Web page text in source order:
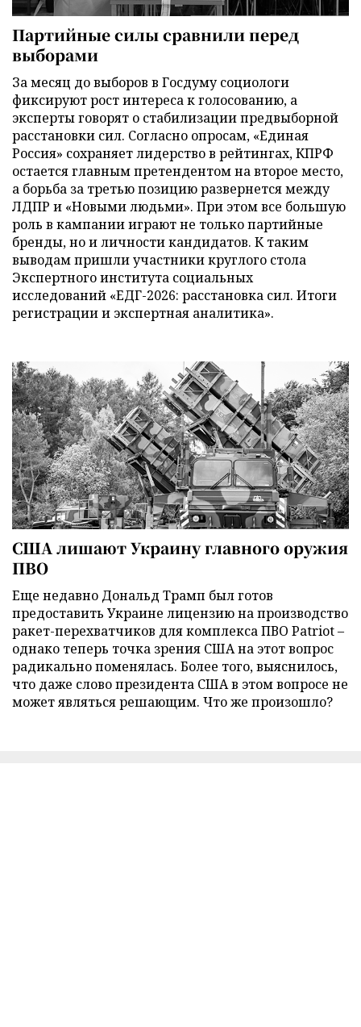
Партийные силы сравнили перед
выборами
За месяц до выборов в Госдуму социологи
фиксируют рост интереса к голосованию, а
эксперты говорят о стабилизации предвыборной
расстановки сил. Согласно опросам, «Единая
Россия» сохраняет лидерство в рейтингах, КПРФ
остается главным претендентом на второе место,
а борьба за третью позицию развернется между
ЛДПР и «Новыми людьми». При этом все большую
роль в кампании играют не только партийные
бренды, но и личности кандидатов. К таким
выводам пришли участники круглого стола
Экспертного института социальных
исследований «ЕДГ-2026: расстановка сил. Итоги
регистрации и экспертная аналитика».
США лишают Украину главного оружия
ПВО
Еще недавно Дональд Трамп был готов
предоставить Украине лицензию на производство
ракет-перехватчиков для комплекса ПВО Patriot –
однако теперь точка зрения США на этот вопрос
радикально поменялась. Более того, выяснилось,
что даже слово президента США в этом вопросе не
может являться решающим. Что же произошло?